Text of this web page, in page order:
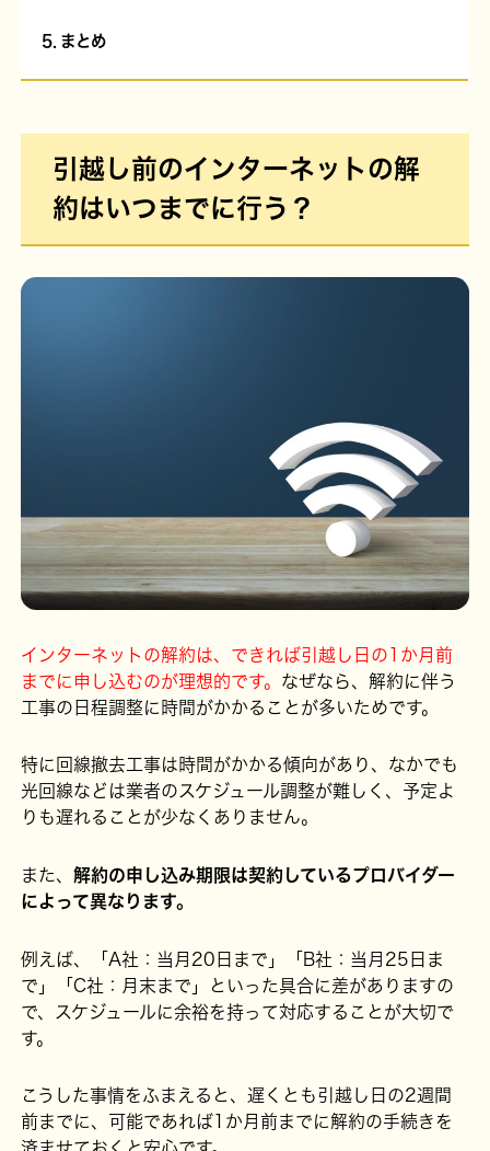
まとめ
引越し前のインターネットの解
約はいつまでに行う？
インターネットの解約は、できれば引越し日の1か月前
までに申し込むのが理想的です。 なぜなら、解約に伴う
工事の日程調整に時間がかかることが多いためです。
特に回線撤去工事は時間がかかる傾向があり、なかでも
光回線などは業者のスケジュール調整が難しく、予定よ
りも遅れることが少なくありません。
また、解約の申し込み期限は契約しているプロバイダー
によって異なります。
例えば、「A社：当月20日まで」「B社：当月25日ま
で」「C社：月末まで」といった具合に差がありますの
で、スケジュールに余裕を持って対応することが大切で
す。
こうした事情をふまえると、遅くとも引越し日の2週間
前までに、可能であれば1か月前までに解約の手続きを